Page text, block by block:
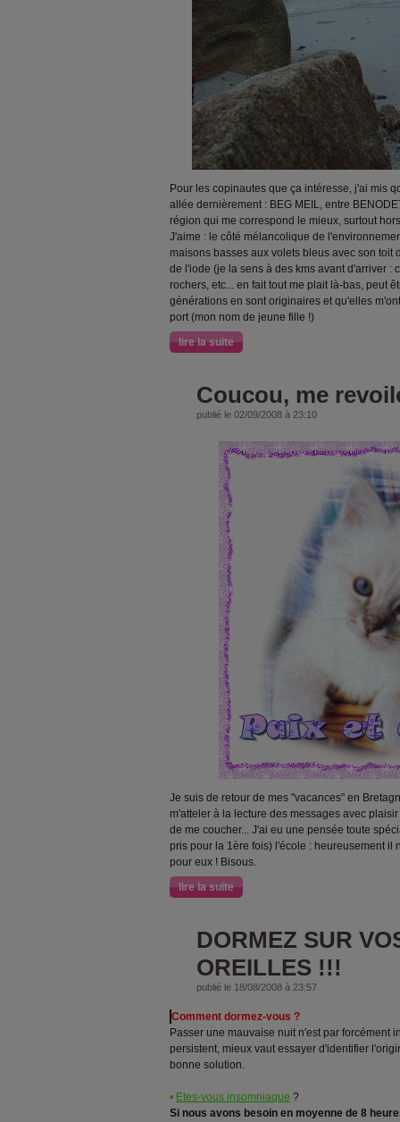
Pour les copinautes que ça intéresse, j'ai mis
allée dernièrement : BEG MEIL, entre
région qui me correspond le mieux, surtout
J'aime : le côté mélancolique de
maisons basses aux volets bleus avec son toit
de l'iode (je la sens à des kms avant d'arriver :
rochers, etc... en fait tout me plait là-bas, peut
générations en sont originaires et qu'elles
port (mon nom de jeune fille !)
lire la suite
Coucou, me
publié le 02/09/2008 à 23:10
Je suis de retour de mes "vacances" en
m'atteler à la lecture des messages avec
de me coucher... J'ai eu une pensée toute
pris pour la 1ère fois) l'école : heureusement il
pour eux ! Bisous.
lire la suite
DORMEZ SUR
OREILLES !!!
publié le 18/08/2008 à 23:57
Comment dormez-vous ?
Passer une mauvaise nuit n'est par forcément
persistent, mieux vaut essayer d'identifier
bonne solution.
• Etes-vous insomniaque ?
Si nous avons besoin en moyenne de 8